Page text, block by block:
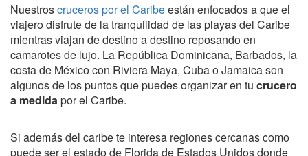
Nuestroscruceros por el Caribeestán enfocados a que el
viajero disfrute de la tranquilidad de las playas del Caribe
mientras viajan de destino a destino reposando en
camarotes de lujo. La República Dominicana, Barbados, la
costa de México con Riviera Maya, Cuba o Jamaica son
algunos de los puntos que puedes organizar en tu crucero
a medidapor el Caribe.
Si además del caribe te interesa regiones cercanas como
puede ser el estado de Florida de Estados Unidos donde